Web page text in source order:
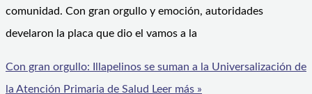
comunidad. Con gran orgullo y emoción, autoridades
develaron la placa que dio el vamos a la
Con gran orgullo: Illapelinos se suman a la Universalización de
la Atención Primaria de Salud Leer más »